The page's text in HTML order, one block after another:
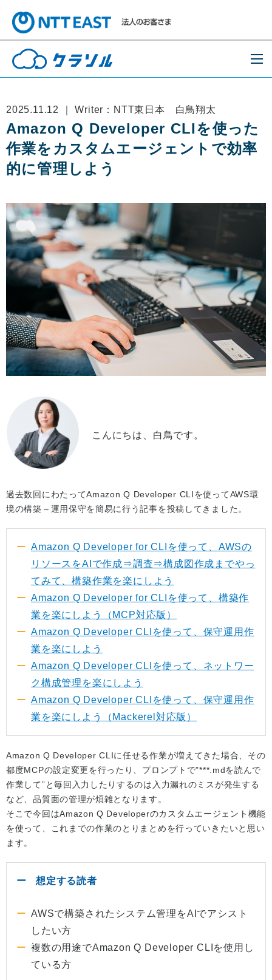
2025.11.12 ｜ Writer：NTT東日本 白鳥翔太
Amazon Q Developer CLIを使った
作業をカスタムエージェントで効率
的に管理しよう
こんにちは、白鳥です。
過去数回にわたってAmazon Q Developer CLIを使ってAWS環
境の構築～運用保守を簡易に行う記事を投稿してきました。
Amazon Q Developer for CLIを使って、AWSの
リソースをAIで作成⇒調査⇒構成図作成までやっ
てみて、構築作業を楽にしよう
Amazon Q Developer for CLIを使って、構築作
業を楽にしよう（MCP対応版）
Amazon Q Developer CLIを使って、保守運用作
業を楽にしよう
Amazon Q Developer CLIを使って、ネットワー
ク構成管理を楽にしよう
Amazon Q Developer CLIを使って、保守運用作
業を楽にしよう（Mackerel対応版）
Amazon Q Developer CLIに任せる作業が増えてきた場合、その
都度MCPの設定変更を行ったり、プロンプトで”***.mdを読んで
作業して”と毎回入力したりするのは入力漏れのミスが発生する
など、品質面の管理が煩雑となります。
そこで今回はAmazon Q Developerのカスタムエージェント機能
を使って、これまでの作業のとりまとめを行っていきたいと思い
ます。
想定する読者
AWSで構築されたシステム管理をAIでアシスト
したい方
複数の用途でAmazon Q Developer CLIを使用し
ている方